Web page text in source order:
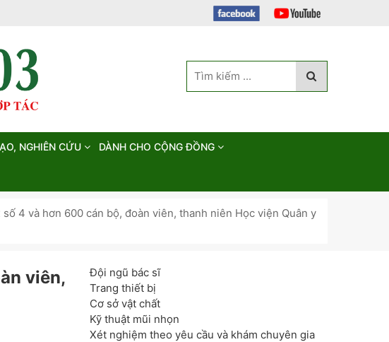
NGHIÊN CỨU DÀNH CHO CỘNG ĐỒNG
4 và hơn 600 cán bộ, đoàn viên, thanh niên Học viện Quân y
viên,
Đội ngũ bác sĩ
Trang thiết bị
Cơ sở vật chất
Kỹ thuật mũi nhọn
Xét nghiệm theo yêu cầu và khám chuyên gia